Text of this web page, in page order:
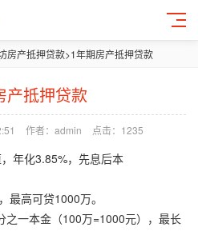
房产抵押贷款>1年期房产抵押贷款
产抵押贷款
作者：admin 点击：1235
年化3.85%，先息后本
最高可贷1000万。
之一本金（100万=1000元），最长